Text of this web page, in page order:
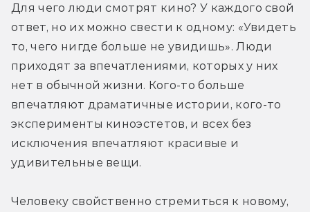
Для чего люди смотрят кино? У каждого свой
ответ, но их можно свести к одному: «Увидеть
то, чего нигде больше не увидишь». Люди
приходят за впечатлениями, которых у них
нет в обычной жизни. Кого-то больше
впечатляют драматичные истории, кого-то
эксперименты киноэстетов, и всех без
исключения впечатляют красивые и
удивительные вещи.
Человеку свойственно стремиться к новому,